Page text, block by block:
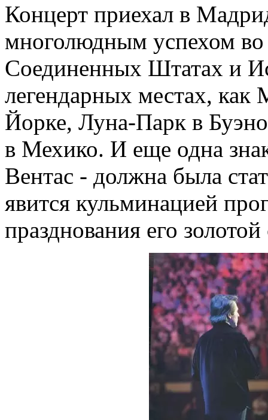
Концерт приехал в
многолюдным успехом
Соединенных Штатах и
легендарных местах,
Йорке, Луна-Парк в
в Мехико. И еще одна
Вентас - должна была
явится кульминацией
празднования его